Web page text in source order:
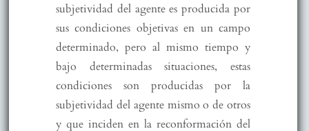
subjetividad del agente es producida por
sus condiciones objetivas en un campo
determinado, pero al mismo tiempo y
bajo determinadas situaciones, estas
condiciones son producidas por la
subjetividad del agente mismo o de otros
y que inciden en la reconformación del